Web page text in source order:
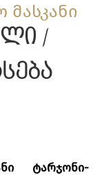
/
ტარჯონი-